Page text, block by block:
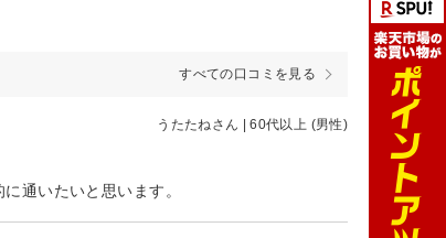
すべての口コミを見る
うたたねさん | 60代以上 (男性)
通いたいと思います。